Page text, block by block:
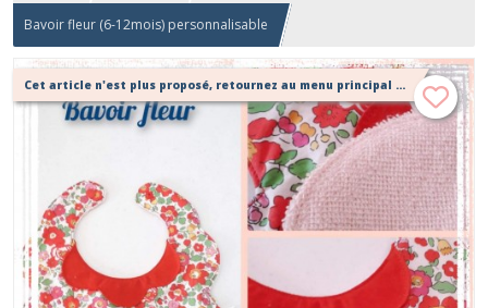
Bavoir fleur (6-12mois) personnalisable
Cet article n'est plus proposé, retournez au menu principal ou contactez moi!